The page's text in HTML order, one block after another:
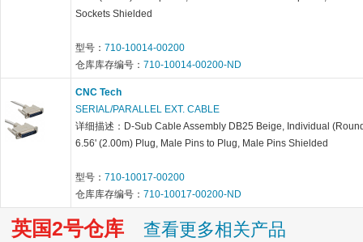
Sockets Shielded
型号： 710-10014-00200
仓库库存编号： 710-10014-00200-ND
CNC Tech
SERIAL/PARALLEL EXT. CABLE
详细描述：D-Sub Cable Assembly DB25 Beige, Individual
6.56' (2.00m) Plug, Male Pins to Plug, Male Pins Shielded
型号： 710-10017-00200
仓库库存编号： 710-10017-00200-ND
英国2号仓库 查看更多相关产品